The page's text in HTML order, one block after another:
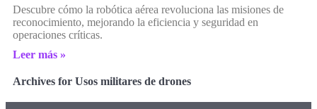
Descubre cómo la robótica aérea revoluciona las misiones de
reconocimiento, mejorando la eficiencia y seguridad en
operaciones críticas.
Leer más »
Archives for Usos militares de drones